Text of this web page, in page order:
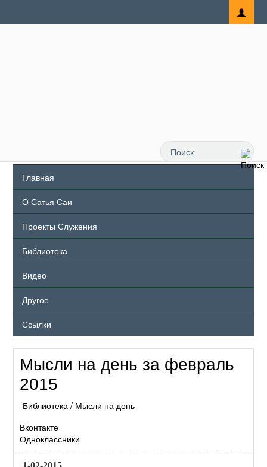
Главная
О Сатья Саи
Проекты Служения
Библиотека
Видео
Другое
Ссылки
Мысли на день за февраль
2015
Библиотека / Мысли на день
Вконтакте
Одноклассники